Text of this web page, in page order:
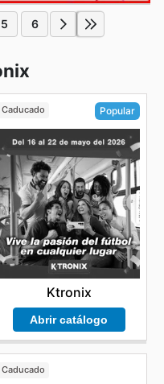
5 6
Caducado Popular
Ktronix
Abrir catálogo
Caducado